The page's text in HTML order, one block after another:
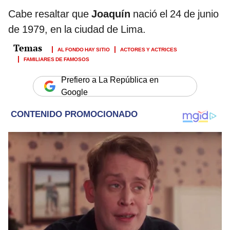
Cabe resaltar que Joaquín nació el 24 de junio
de 1979, en la ciudad de Lima.
AL FONDO HAY SITIO
ACTORES Y ACTRICES
FAMILIARES DE FAMOSOS
Prefiero a La República en
Google